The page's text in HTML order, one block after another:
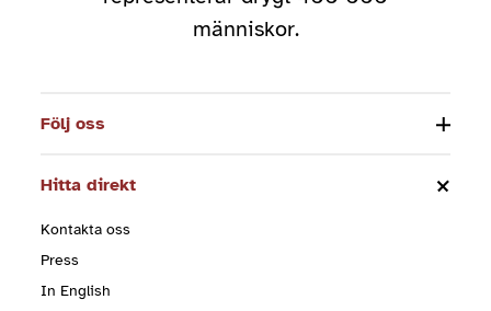
människor.
Följ oss
Hitta direkt
Kontakta oss
Press
In English